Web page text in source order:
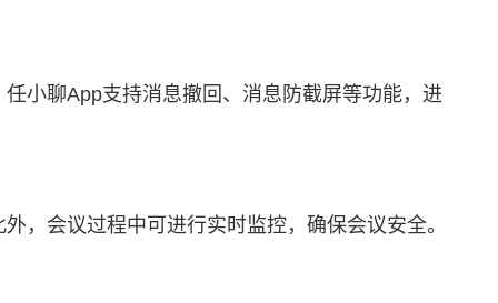
小聊App支持消息撤回、消息防截屏等功能，进
，会议过程中可进行实时监控，确保会议安全。